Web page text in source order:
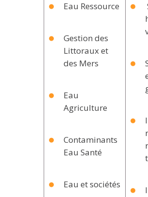
Eau Ressource
Gestion des
Littoraux et
des Mers
Eau
Agriculture
Contaminants
Eau Santé
Eau et sociétés